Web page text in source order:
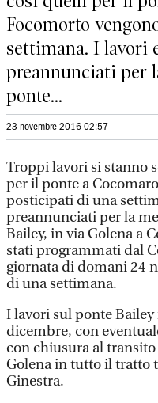
Focomorto
settimana. I lavori
preannunciati per
ponte...
23 novembre 2016 02:57
Troppi lavori si stanno
per il ponte a
posticipati di una
preannunciati per la
Bailey, in via Golena a
stati programmati dal
giornata di domani 24
di una settimana.
I lavori sul ponte
dicembre, con
con chiusura al
Golena in tutto il tratto
Ginestra.